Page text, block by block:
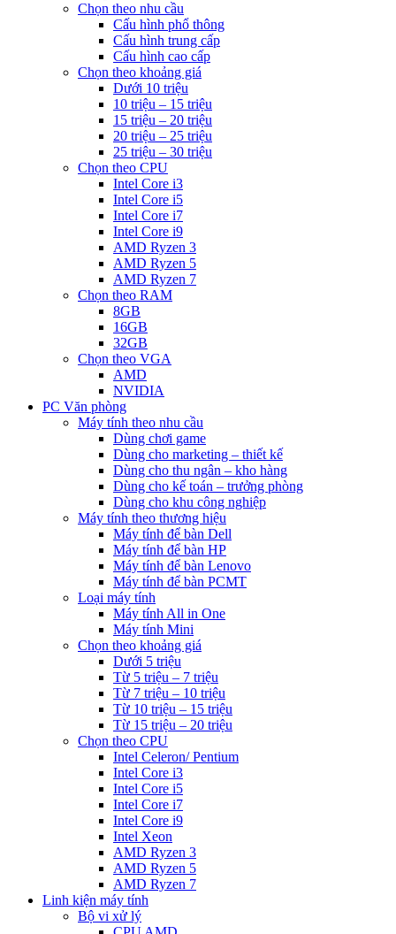
Chọn theo nhu cầu
Cấu hình phổ thông
Cấu hình trung cấp
Cấu hình cao cấp
Chọn theo khoảng giá
Dưới 10 triệu
10 triệu – 15 triệu
15 triệu – 20 triệu
20 triệu – 25 triệu
25 triệu – 30 triệu
Chọn theo CPU
Intel Core i3
Intel Core i5
Intel Core i7
Intel Core i9
AMD Ryzen 3
AMD Ryzen 5
AMD Ryzen 7
Chọn theo RAM
8GB
16GB
32GB
Chọn theo VGA
AMD
NVIDIA
PC Văn phòng
Máy tính theo nhu cầu
Dùng chơi game
Dùng cho marketing – thiết kế
Dùng cho thu ngân – kho hàng
Dùng cho kế toán – trưởng phòng
Dùng cho khu công nghiệp
Máy tính theo thương hiệu
Máy tính để bàn Dell
Máy tính để bàn HP
Máy tính để bàn Lenovo
Máy tính để bàn PCMT
Loại máy tính
Máy tính All in One
Máy tính Mini
Chọn theo khoảng giá
Dưới 5 triệu
Từ 5 triệu – 7 triệu
Từ 7 triệu – 10 triệu
Từ 10 triệu – 15 triệu
Từ 15 triệu – 20 triệu
Chọn theo CPU
Intel Celeron/ Pentium
Intel Core i3
Intel Core i5
Intel Core i7
Intel Core i9
Intel Xeon
AMD Ryzen 3
AMD Ryzen 5
AMD Ryzen 7
Linh kiện máy tính
Bộ vi xử lý